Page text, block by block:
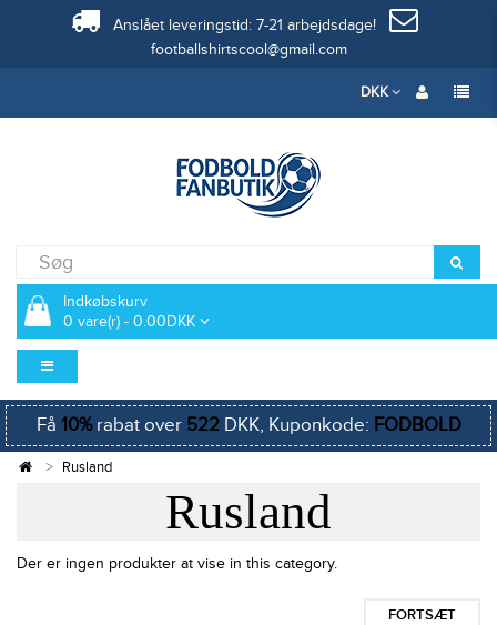
Anslået leveringstid: 7-21 arbejdsdage!
footballshirtscool@gmail.com
DKK
Indkøbskurv
0 vare(r) - 0.00DKK
Få 10%rabat over 522DKK, Kuponkode: FODBOLD
Rusland
Rusland
Der er ingen produkter at vise in this category.
FORTSÆT